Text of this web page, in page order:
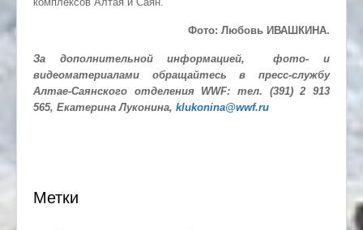
Фото: Любовь ИВАШКИНА.
За дополнительной информацией, фото- и
видеоматериалами обращайтесь в пресс-службу
Алтае-Саянского отделения WWF: тел. (391) 2 913
565, Екатерина Луконина, klukonina@wwf.ru
Метки